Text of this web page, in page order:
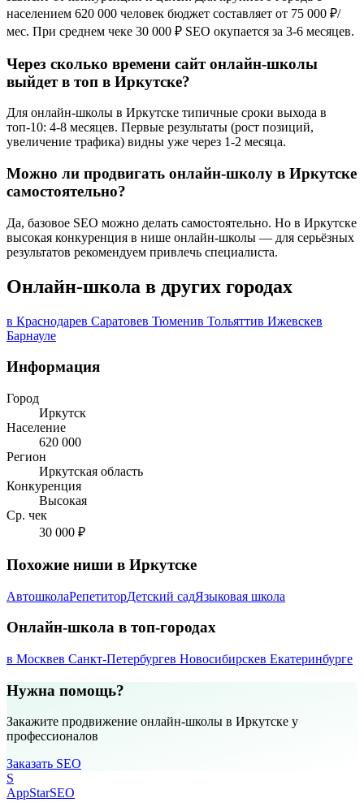
населением 620 000 человек бюджет составляет от 75 000 ₽/
мес. При среднем чеке 30 000 ₽ SEO окупается за 3-6 месяцев.
Через сколько времени сайт онлайн-школы
выйдет в топ в Иркутске?
Для онлайн-школы в Иркутске типичные сроки выхода в
топ-10: 4-8 месяцев. Первые результаты (рост позиций,
увеличение трафика) видны уже через 1-2 месяца.
Можно ли продвигать онлайн-школу в Иркутске
самостоятельно?
Да, базовое SEO можно делать самостоятельно. Но в Иркутске
высокая конкуренция в нише онлайн-школы — для серьёзных
результатов рекомендуем привлечь специалиста.
Онлайн-школа в других городах
в Краснодарев Саратовев Тюменив Тольяттив Ижевскев
Барнауле
Информация
Город
Иркутск
Население
620 000
Регион
Иркутская область
Конкуренция
Высокая
Ср. чек
30 000 ₽
Похожие ниши в Иркутске
АвтошколаРепетиторДетский садЯзыковая школа
Онлайн-школа в топ-городах
в Москвев Санкт-Петербургев Новосибирскев Екатеринбурге
Нужна помощь?
Закажите продвижение онлайн-школы в Иркутске у
профессионалов
Заказать SEO
S
AppStarSEO